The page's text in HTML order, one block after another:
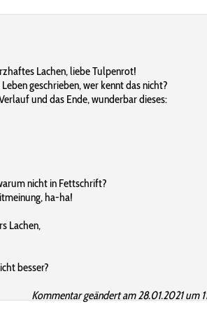
Lachen, liebe Tulpenrot!
geschrieben, wer kennt das nicht?
und das Ende, wunderbar dieses:
nicht in Fettschrift?
ha-ha!
Lachen,
besser?
Kommentar geändert am 28.01.2021 um